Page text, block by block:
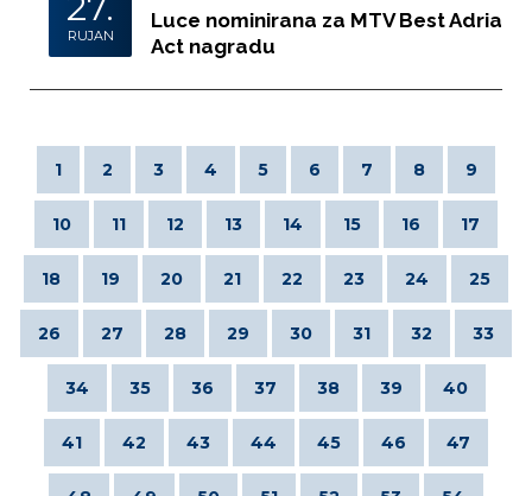
RUJAN
Luce nominirana za MTV Best Adria
Act nagradu
1 2 3 4 5 6 7 8 9
10 11 12 13 14 15 16 17
18 19 20 21 22 23 24 25
26 27 28 29 30 31 32 33
34 35 36 37 38 39 40
41 42 43 44 45 46 47